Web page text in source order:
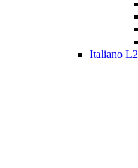
Italiano L2